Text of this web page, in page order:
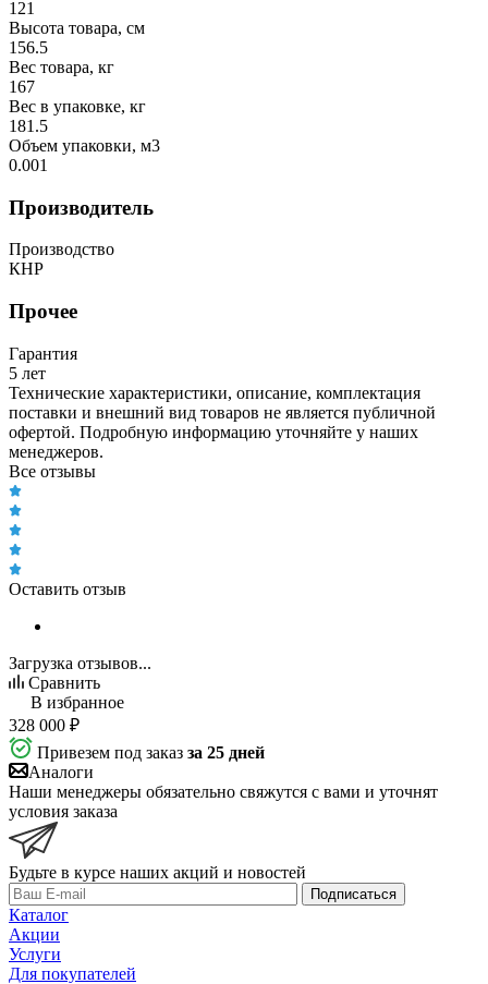
121
Высота товара, см
156.5
Вес товара, кг
167
Вес в упаковке, кг
181.5
Объем упаковки, м3
0.001
Производитель
Производство
КНР
Прочее
Гарантия
5 лет
Технические характеристики, описание, комплектация
поставки и внешний вид товаров не является публичной
офертой. Подробную информацию уточняйте у наших
менеджеров.
Все отзывы
Оставить отзыв
Загрузка отзывов...
Сравнить
В избранное
328 000 ₽
Привезем под заказ за 25 дней
Аналоги
Наши менеджеры обязательно свяжутся с вами и уточнят
условия заказа
Будьте в курсе наших акций и новостей
Подписаться
Каталог
Акции
Услуги
Для покупателей